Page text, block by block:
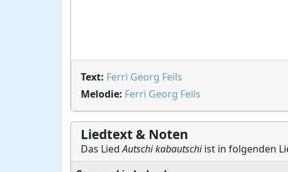
Text: Ferri Georg Feils
Melodie: Ferri Georg Feils
Liedtext & Noten
Das LiedAutschi kabautschiist in folgenden